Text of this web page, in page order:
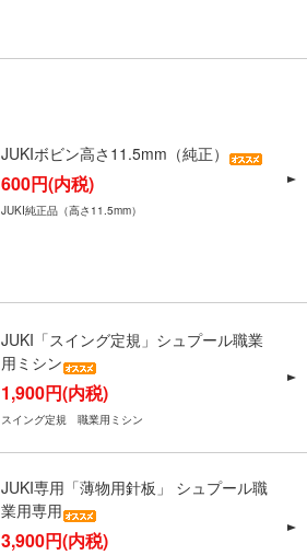
JUKIボビン高さ11.5mm（純正）
600円(内税)
JUKI純正品（高さ11.5mm）
JUKI「スイング定規」シュプール職業
用ミシン
1,900円(内税)
スイング定規 職業用ミシン
JUKI専用「薄物用針板」 シュプール職
業用専用
3,900円(内税)